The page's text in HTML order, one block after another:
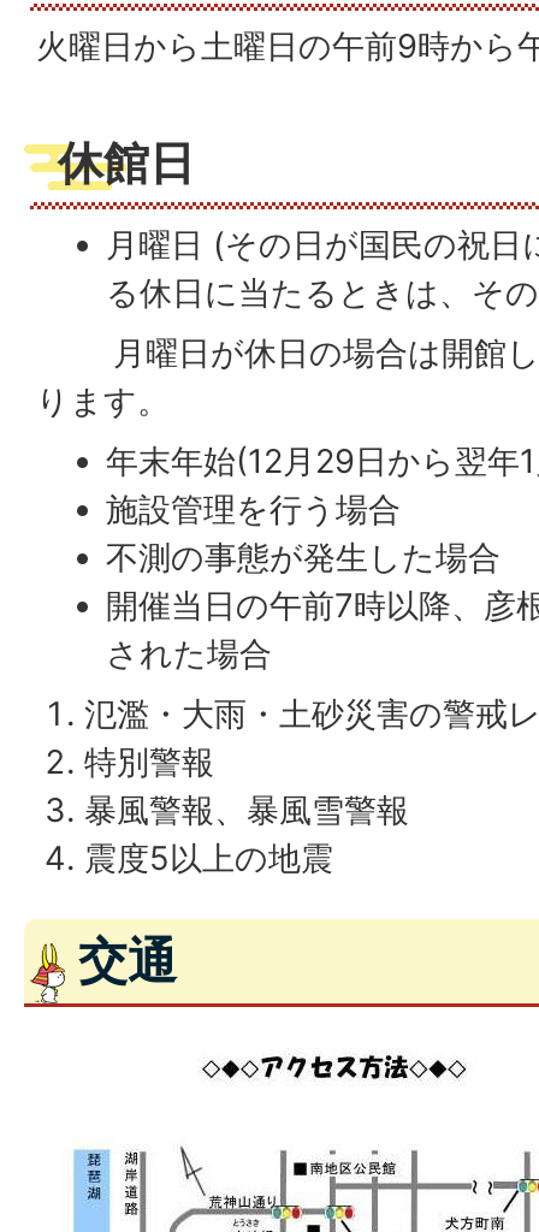
火曜日から土曜日の午前9時から
休館日
月曜日 (その日が国民の祝
る休日に当たるときは、そ
月曜日が休日の場合は開館し
ります。
年末年始(12月29日から翌年
施設管理を行う場合
不測の事態が発生した場合
開催当日の午前7時以降、彦
された場合
氾濫・大雨・土砂災害の警戒
特別警報
暴風警報、暴風雪警報
震度5以上の地震
交通